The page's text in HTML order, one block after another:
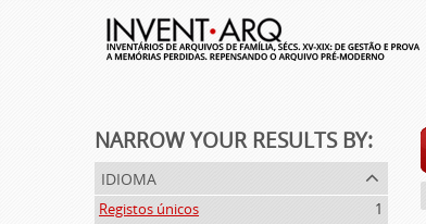
NARROW YOUR RESULTS BY:
idioma
Registos únicos
1